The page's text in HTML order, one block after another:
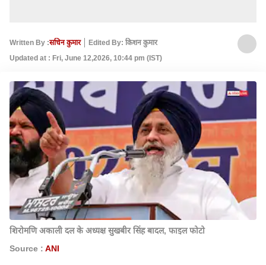
Written By :सचिन कुमार
Edited By: किशन कुमार
Updated at : Fri, June 12,2026, 10:44 pm (IST)
शिरोमणि अकाली दल के अध्यक्ष सुखबीर सिंह बादल, फाइल फोटो
Source : ANI